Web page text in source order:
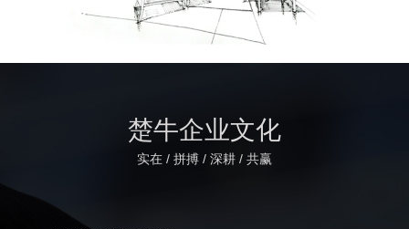
楚牛企业文化
实在 / 拼搏 / 深耕 / 共赢